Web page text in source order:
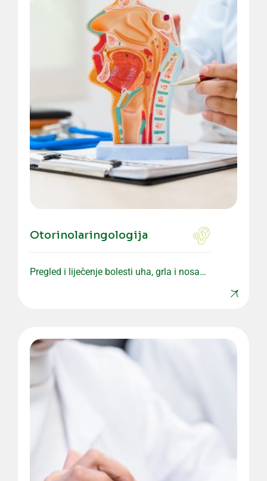
Otorinolaringologija
Pregled i liječenje bolesti uha, grla i nosa